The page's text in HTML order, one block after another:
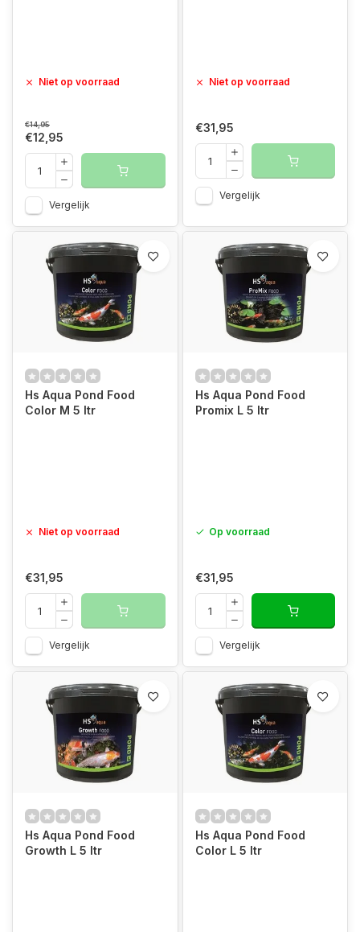
Niet op voorraad
€14,95
€12,95
Vergelijk
Niet op voorraad
€31,95
Vergelijk
Hs Aqua Pond Food
Color M 5 ltr
Niet op voorraad
€31,95
Vergelijk
Hs Aqua Pond Food
Promix L 5 ltr
Op voorraad
€31,95
Vergelijk
Hs Aqua Pond Food
Growth L 5 ltr
Hs Aqua Pond Food
Color L 5 ltr